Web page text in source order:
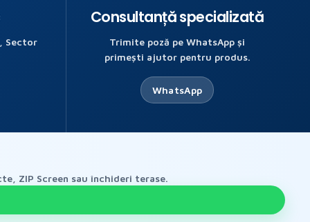
Sector
Consultanță specializată
Trimite poză pe WhatsApp și
primești ajutor pentru produs.
WhatsApp
ZIP Screen sau închideri terase.